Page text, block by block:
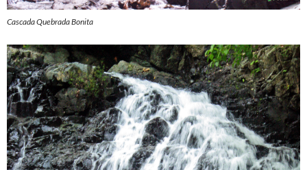
Cascada Quebrada Bonita